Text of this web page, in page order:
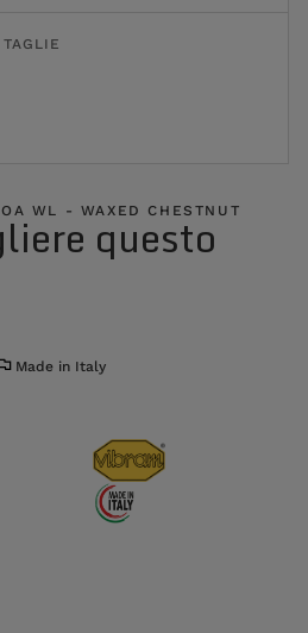
WL - WAXED CHESTNUT
questo
Made in Italy